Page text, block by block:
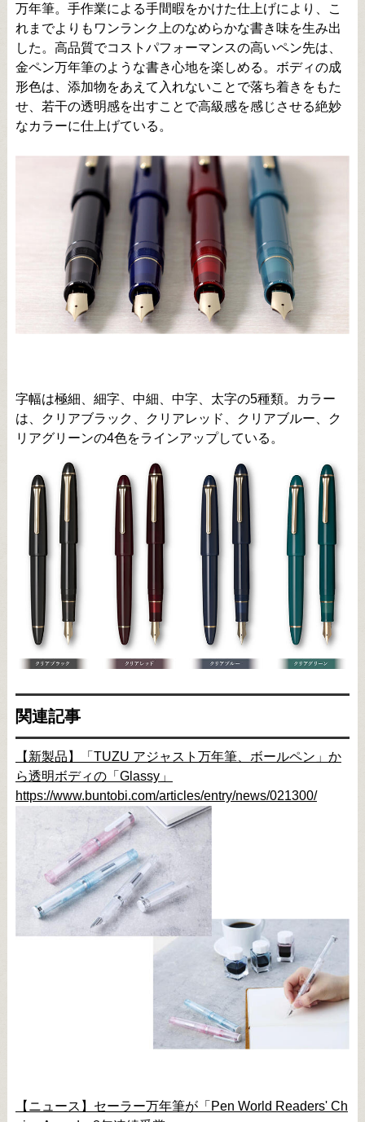
万年筆。手作業による手間暇をかけた仕上げにより、こ
れまでよりもワンランク上のなめらかな書き味を生み出
した。高品質でコストパフォーマンスの高いペン先は、
金ペン万年筆のような書き心地を楽しめる。ボディの成
形色は、添加物をあえて入れないことで落ち着きをもた
せ、若干の透明感を出すことで高級感を感じさせる絶妙
なカラーに仕上げている。
字幅は極細、細字、中細、中字、太字の5種類。カラー
は、クリアブラック、クリアレッド、クリアブルー、ク
リアグリーンの4色をラインアップしている。
関連記事
【新製品】「TUZU アジャスト万年筆、ボールペン」か
ら透明ボディの「Glassy」
https://www.buntobi.com/articles/entry/news/021300/
【ニュース】セーラー万年筆が「Pen World Readers' Ch